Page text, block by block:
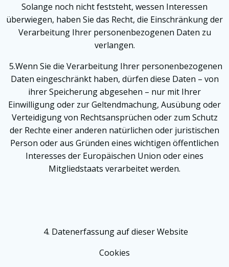
Solange noch nicht feststeht, wessen Interessen
überwiegen, haben Sie das Recht, die Einschränkung der
Verarbeitung Ihrer personenbezogenen Daten zu
verlangen.
5.Wenn Sie die Verarbeitung Ihrer personenbezogenen
Daten eingeschränkt haben, dürfen diese Daten – von
ihrer Speicherung abgesehen – nur mit Ihrer
Einwilligung oder zur Geltendmachung, Ausübung oder
Verteidigung von Rechtsansprüchen oder zum Schutz
der Rechte einer anderen natürlichen oder juristischen
Person oder aus Gründen eines wichtigen öffentlichen
Interesses der Europäischen Union oder eines
Mitgliedstaats verarbeitet werden.
4. Datenerfassung auf dieser Website
Cookies